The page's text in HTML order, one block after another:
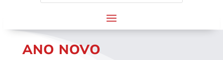
ANO NOVO